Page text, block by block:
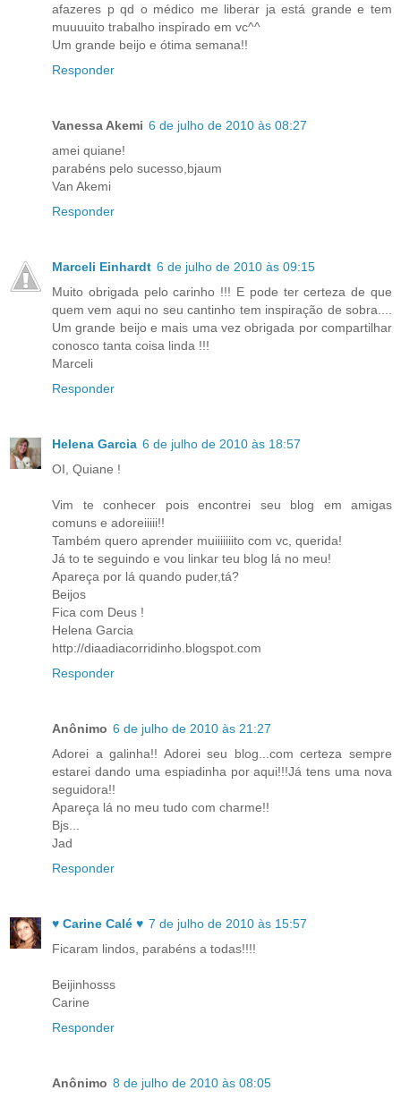
afazeres p qd o médico me liberar ja está grande e tem
muuuuito trabalho inspirado em vc^^
Um grande beijo e ótima semana!!
Responder
Vanessa Akemi 6 de julho de 2010 às 08:27
amei quiane!
parabéns pelo sucesso,bjaum
Van Akemi
Responder
Marceli Einhardt 6 de julho de 2010 às 09:15
Muito obrigada pelo carinho !!! E pode ter certeza de que
quem vem aqui no seu cantinho tem inspiração de sobra....
Um grande beijo e mais uma vez obrigada por compartilhar
conosco tanta coisa linda !!!
Marceli
Responder
Helena Garcia 6 de julho de 2010 às 18:57
OI, Quiane !
Vim te conhecer pois encontrei seu blog em amigas
comuns e adoreiiiii!!
Também quero aprender muiiiiiiito com vc, querida!
Já to te seguindo e vou linkar teu blog lá no meu!
Apareça por lá quando puder,tá?
Beijos
Fica com Deus !
Helena Garcia
http://diaadiacorridinho.blogspot.com
Responder
Anônimo 6 de julho de 2010 às 21:27
Adorei a galinha!! Adorei seu blog...com certeza sempre
estarei dando uma espiadinha por aqui!!!Já tens uma nova
seguidora!!
Apareça lá no meu tudo com charme!!
Bjs...
Jad
Responder
♥ Carine Calé ♥ 7 de julho de 2010 às 15:57
Ficaram lindos, parabéns a todas!!!!
Beijinhosss
Carine
Responder
Anônimo 8 de julho de 2010 às 08:05